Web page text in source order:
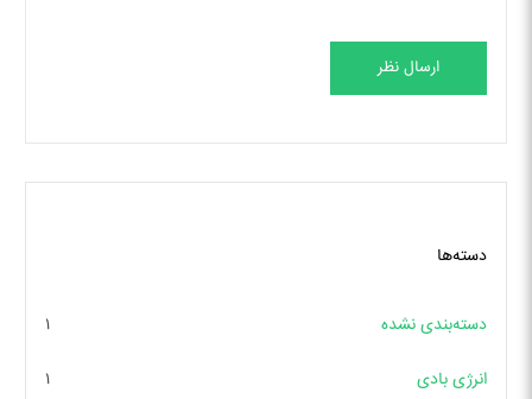
ارسال نظر
دسته‌ها
دسته‌بندی نشده ۱
انرژی بادی ۱